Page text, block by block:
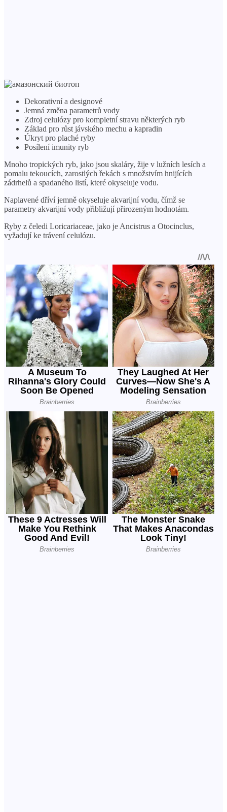
Dekorativní a designové
Jemná změna parametrů vody
Zdroj celulózy pro kompletní stravu některých ryb
Základ pro růst jávského mechu a kapradin
Úkryt pro plaché ryby
Posílení imunity ryb
Mnoho tropických ryb, jako jsou skaláry, žije v lužních lesích a
pomalu tekoucích, zarostlých řekách s množstvím hnijících
zádrhelů a spadaného listí, které okyseluje vodu.
Naplavené dříví jemně okyseluje akvarijní vodu, čímž se
parametry akvarijní vody přibližují přirozeným hodnotám.
Ryby z čeledi Loricariaceae, jako je Ancistrus a Otocinclus,
vyžadují ke trávení celulózu.